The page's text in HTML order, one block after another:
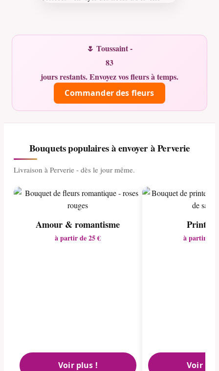
🌷 Toussaint -
83
jours restants. Envoyez vos fleurs à temps.
Commander des fleurs
Bouquets populaires à envoyer à Perverie
Livraison à Perverie - dès le jour même.
Amour & romantisme
à partir de 25 €
Voir plus !
à partir de
Voir